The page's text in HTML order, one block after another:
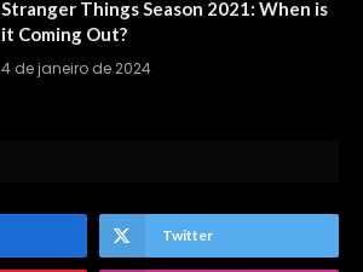
Stranger Things Season 2021: When is
it Coming Out?
4 de janeiro de 2024
Twitter